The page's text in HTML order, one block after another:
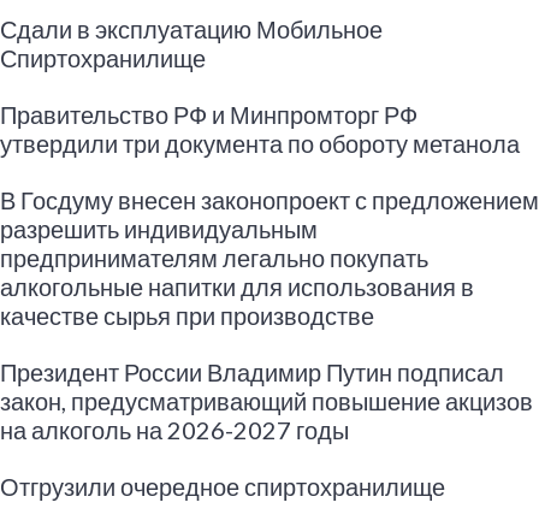
Сдали в эксплуатацию Мобильное
Спиртохранилище
Правительство РФ и Минпромторг РФ
утвердили три документа по обороту метанола
В Госдуму внесен законопроект с предложением
разрешить индивидуальным
предпринимателям легально покупать
алкогольные напитки для использования в
качестве сырья при производстве
Президент России Владимир Путин подписал
закон, предусматривающий повышение акцизов
на алкоголь на 2026-2027 годы
Отгрузили очередное спиртохранилище